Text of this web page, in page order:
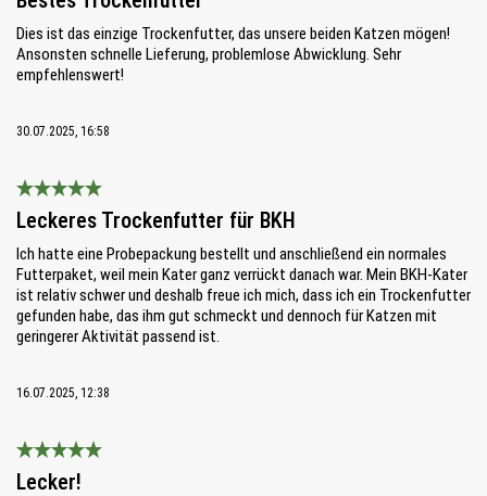
Dies ist das einzige Trockenfutter, das unsere beiden Katzen mögen!
Ansonsten schnelle Lieferung, problemlose Abwicklung. Sehr
empfehlenswert!
30.07.2025, 16:58
Bewertung mit 5 von 5 Sternen
Leckeres Trockenfutter für BKH
Ich hatte eine Probepackung bestellt und anschließend ein normales
Futterpaket, weil mein Kater ganz verrückt danach war. Mein BKH-Kater
ist relativ schwer und deshalb freue ich mich, dass ich ein Trockenfutter
gefunden habe, das ihm gut schmeckt und dennoch für Katzen mit
geringerer Aktivität passend ist.
16.07.2025, 12:38
Lecker!